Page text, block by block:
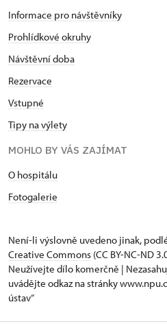
Informace pro návštěvníky
Prohlídkové okruhy
Návštěvní doba
Rezervace
Vstupné
Tipy na výlety
MOHLO BY VÁS ZAJÍMAT
O hospitálu
Fotogalerie
Není-li výslovně uvedeno jinak,
Creative Commons (CC BY-NC-ND
Neužívejte dílo komerčně |
uvádějte odkaz na stránky
ústav“